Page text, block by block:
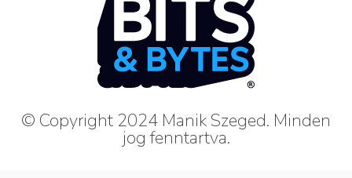
© Copyright 2024 Manik Szeged. Minden
jog fenntartva.